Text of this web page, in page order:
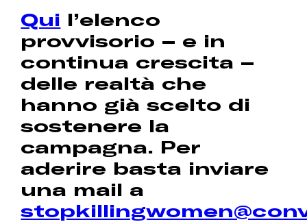
Qui l’elenco
provvisorio – e in
continua crescita –
delle realtà che
hanno già scelto di
sostenere la
campagna. Per
aderire basta inviare
una mail a